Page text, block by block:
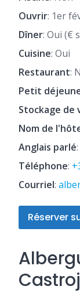
Ouvrir: 1er
Dîner: Oui (€
Cuisine: Oui
Restaurant:
Petit
Stockage de
Nom de
Anglais parlé
Téléphone:
Courriel:
Réserver